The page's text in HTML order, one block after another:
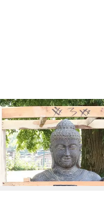
Buddha Figur
Chakra (1 St)